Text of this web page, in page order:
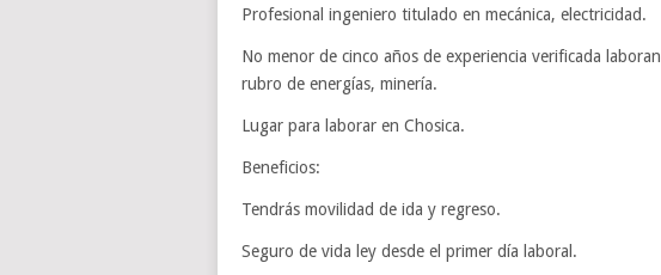
Profesional ingeniero titulado en mecánica, electricidad.
No menor de cinco años de experiencia verificada
rubro de energías, minería.
Lugar para laborar en Chosica.
Beneficios:
Tendrás movilidad de ida y regreso.
Seguro de vida ley desde el primer día laboral.